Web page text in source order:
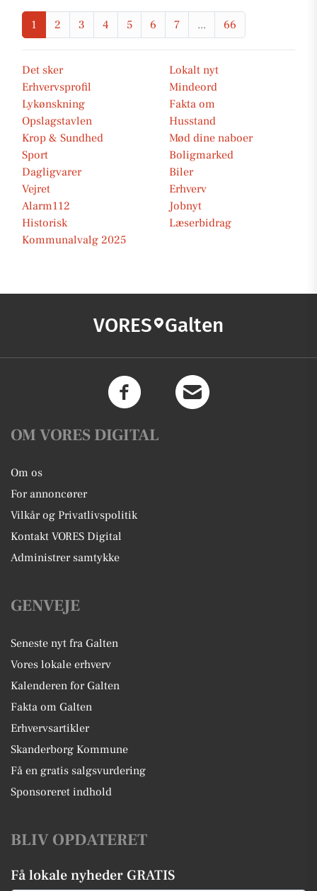
1 2 3 4 5 6 7 ... 66
Det sker
Lokalt nyt
Erhvervsprofil
Mindeord
Lykønskning
Fakta om
Opslagstavlen
Husstand
Krop & Sundhed
Mød dine naboer
Sport
Boligmarked
Dagligvarer
Biler
Vejret
Erhverv
Alarm112
Jobnyt
Historisk
Læserbidrag
Kommunalvalg 2025
VORES Galten
OM VORES DIGITAL
Om os
For annoncører
Vilkår og Privatlivspolitik
Kontakt VORES Digital
Administrer samtykke
GENVEJE
Seneste nyt fra Galten
Vores lokale erhverv
Kalenderen for Galten
Fakta om Galten
Erhvervsartikler
Skanderborg Kommune
Få en gratis salgsvurdering
Sponsoreret indhold
BLIV OPDATERET
Få lokale nyheder GRATIS